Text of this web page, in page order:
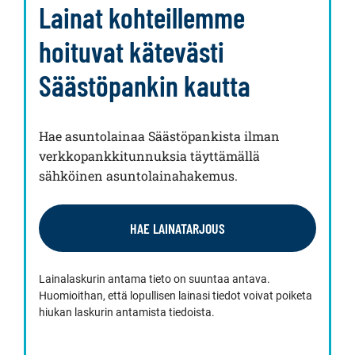
Lainat kohteillemme
hoituvat kätevästi
Säästöpankin kautta
Hae asuntolainaa Säästöpankista ilman
verkkopankkitunnuksia täyttämällä
sähköinen asuntolainahakemus.
HAE LAINATARJOUS
Lainalaskurin antama tieto on suuntaa antava.
Huomioithan, että lopullisen lainasi tiedot voivat poiketa
hiukan laskurin antamista tiedoista.